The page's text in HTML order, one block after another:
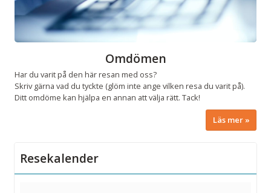
Omdömen
Har du varit på den här resan med oss?
Skriv gärna vad du tyckte (glöm inte ange vilken resa du varit på).
Ditt omdöme kan hjälpa en annan att välja rätt. Tack!
Läs mer
Resekalender